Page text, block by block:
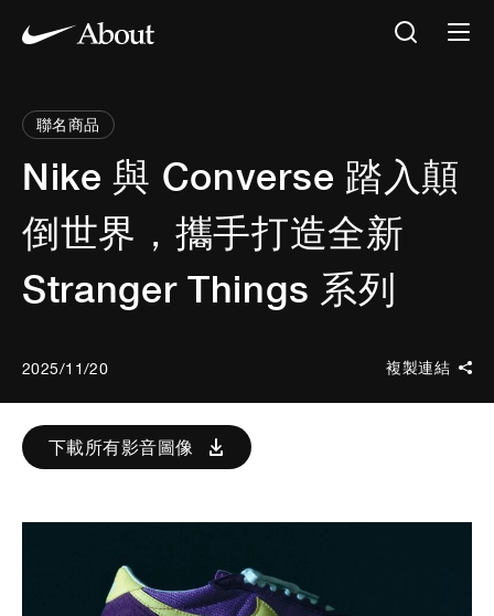
聯名商品
Nike 與 Converse 踏入顛
倒世界，攜手打造全新
Stranger Things 系列
2025/11/20 複製連結
下載所有影音圖像